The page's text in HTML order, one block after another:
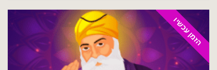
הזמן עכשיו